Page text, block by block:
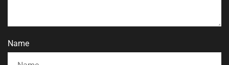
Name